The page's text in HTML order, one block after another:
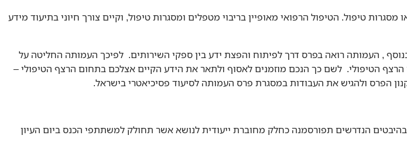
טיפול. הטיפול הרפואי מאופיין בריבוי מטפלים ומסגרות טיפול, וקיים צורך חיוני בתיעוד מידע
, העמותה רואה בפרס דרך לפיתוח והפצת ידע בין ספקי השירותים. לפיכך העמותה החליטה על
הטיפולי. לשם כך הנכם מוזמנים לאסוף ולתאר את הידע הקיים אצלכם בתחום הרצף הטיפולי –
הפרס ולהגיש את העבודות במסגרת פרס העמותה לסיעוד פסיכיאטרי בישראל.
הנדרשים תפורסמנה כחלק מחוברת ייעודית לנושא אשר תחולק למשתתפי הכנס ביום העיון